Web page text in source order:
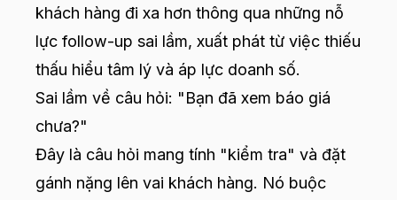
khách hàng đi xa hơn thông qua những nỗ
lực follow-up sai lầm, xuất phát từ việc thiếu
thấu hiểu tâm lý và áp lực doanh số.
Sai lầm về câu hỏi: "Bạn đã xem báo giá
chưa?"
Đây là câu hỏi mang tính "kiểm tra" và đặt
gánh nặng lên vai khách hàng. Nó buộc